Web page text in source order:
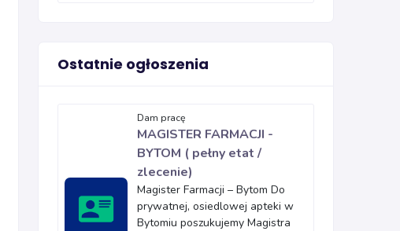
Ostatnie ogłoszenia
Dam pracę
MAGISTER FARMACJI -
BYTOM ( pełny etat /
zlecenie)
Magister Farmacji – Bytom Do
prywatnej, osiedlowej apteki w
Bytomiu poszukujemy Magistra